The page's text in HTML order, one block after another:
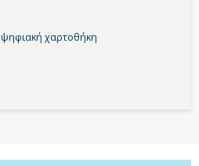
ψηφιακή χαρτοθήκη